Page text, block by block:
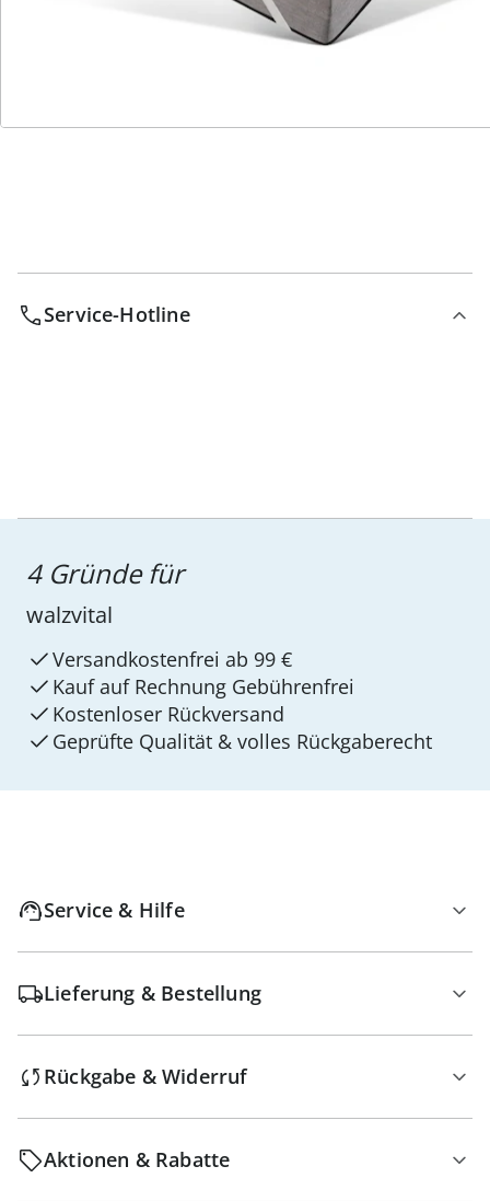
Bestell-Hotline
Service-Hotline
4 Gründe für
walzvital
Versandkostenfrei ab 99 €
Kauf auf Rechnung Gebührenfrei
Kostenloser Rückversand
Geprüfte Qualität & volles Rückgaberecht
Service & Hilfe
Lieferung & Bestellung
Rückgabe & Widerruf
Aktionen & Rabatte